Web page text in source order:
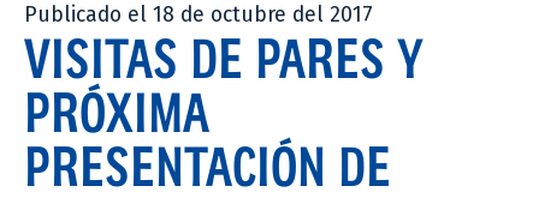
Publicado el 18 de octubre del 2017
VISITAS DE PARES Y
PRÓXIMA
PRESENTACIÓN DE